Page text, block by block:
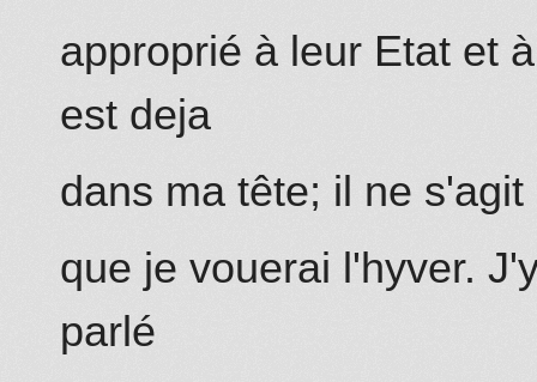
approprié à leur Etat et
est deja
dans ma tête; il ne
que je vouerai l'hyver.
parlé